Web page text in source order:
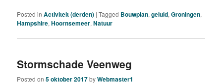
Posted in Activiteit (derden) |Tagged Bouwplan,geluid,Groningen,
Hampshire,Hoornsemeer,Natuur
Stormschade Veenweg
Posted on5 oktober 2017byWebmaster1